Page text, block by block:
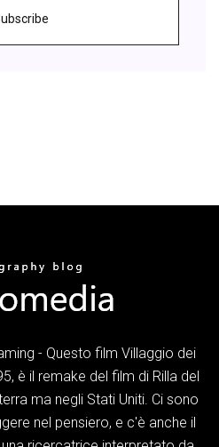
- Questo film Villaggio dei
è il remake del film di Rilla del
ma negli Stati Uniti. Ci sono
nel pensiero, e c'è anche il